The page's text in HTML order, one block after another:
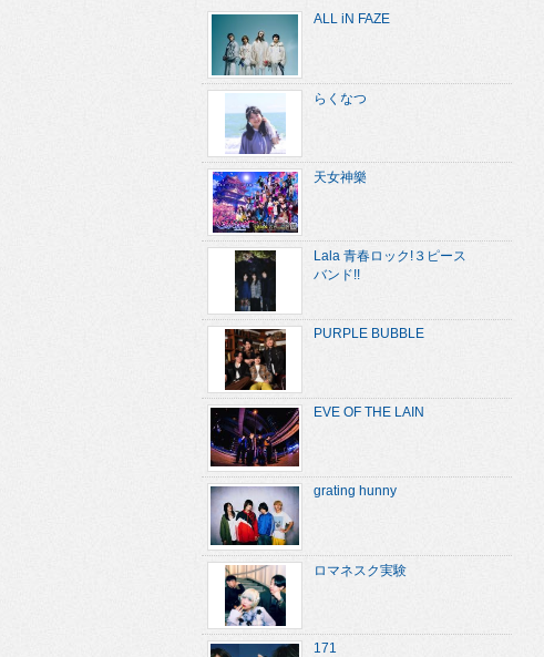
ALL iN FAZE
らくなつ
天女神樂
Lala 青春ロック!３ピース
バンド!!
PURPLE BUBBLE
EVE OF THE LAIN
grating hunny
ロマネスク実験
171